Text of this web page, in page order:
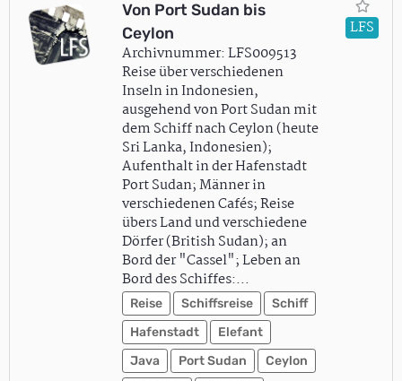
Von Port Sudan bis
Ceylon
Archivnummer: LFS009513
Reise über verschiedenen
Inseln in Indonesien,
ausgehend von Port Sudan mit
dem Schiff nach Ceylon (heute
Sri Lanka, Indonesien);
Aufenthalt in der Hafenstadt
Port Sudan; Männer in
verschiedenen Cafés; Reise
übers Land und verschiedene
Dörfer (British Sudan); an
Bord der "Cassel"; Leben an
Bord des Schiffes:…
Reise Schiffsreise
Schiff
Hafenstadt
Elefant
Java
Port Sudan
Ceylon
LFS